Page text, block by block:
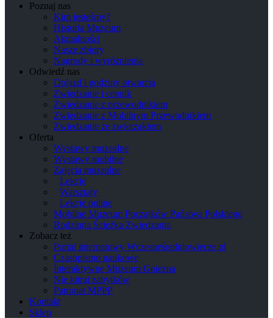
Poznaj nas
Kim jesteśmy?
Historia Muzeum
Aktualności
Nasze zbiory
Nagrody i wyróżnienia
Odwiedź nas
Dojazd i godziny otwarcia
Zwiedzanie i cennik
Zwiedzanie z przewodnikiem
Zwiedzanie z Mobilnym Przewodnikiem
Zwiedzanie ze zwierzakiem
Oferta
Wystawy muzealne
Wystawy mobilne
Zajęcia muzealne
Lekcje
Warsztaty
Lekcje online
Mobilne Muzeum Początków Państwa Polskiego
Rodzinna Ścieżka Zwiedzania
Zobacz też
Portal internetowy Wczesneśredniowiecze.pl
Czasopismo naukowe
Interaktywne Muzeum Gniezna
Nie kitraj zabytków
Patronat MPPP
Kontakt
Sklep